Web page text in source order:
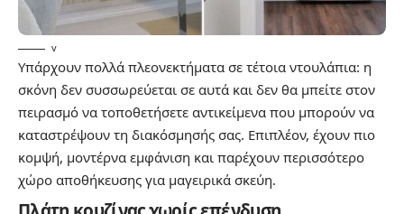
v
Υπάρχουν πολλά πλεονεκτήματα σε τέτοια ντουλάπια: η
σκόνη δεν συσσωρεύεται σε αυτά και δεν θα μπείτε στον
πειρασμό να τοποθετήσετε αντικείμενα που μπορούν να
καταστρέψουν τη διακόσμησής σας. Επιπλέον, έχουν πιο
κομψή, μοντέρνα εμφάνιση και παρέχουν περισσότερο
χώρο αποθήκευσης για μαγειρικά σκεύη.